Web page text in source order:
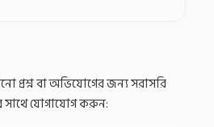
প্রশ্ন বা অভিযোগের জন্য সরাসরি
যোগাযোগ করুন: